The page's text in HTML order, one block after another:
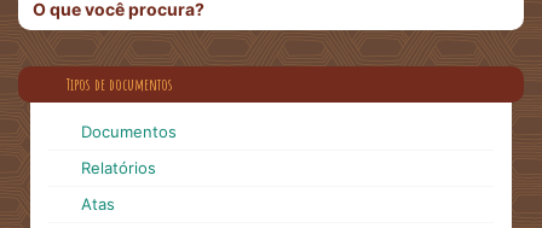
Tipos de documentos
Documentos
Relatórios
Atas